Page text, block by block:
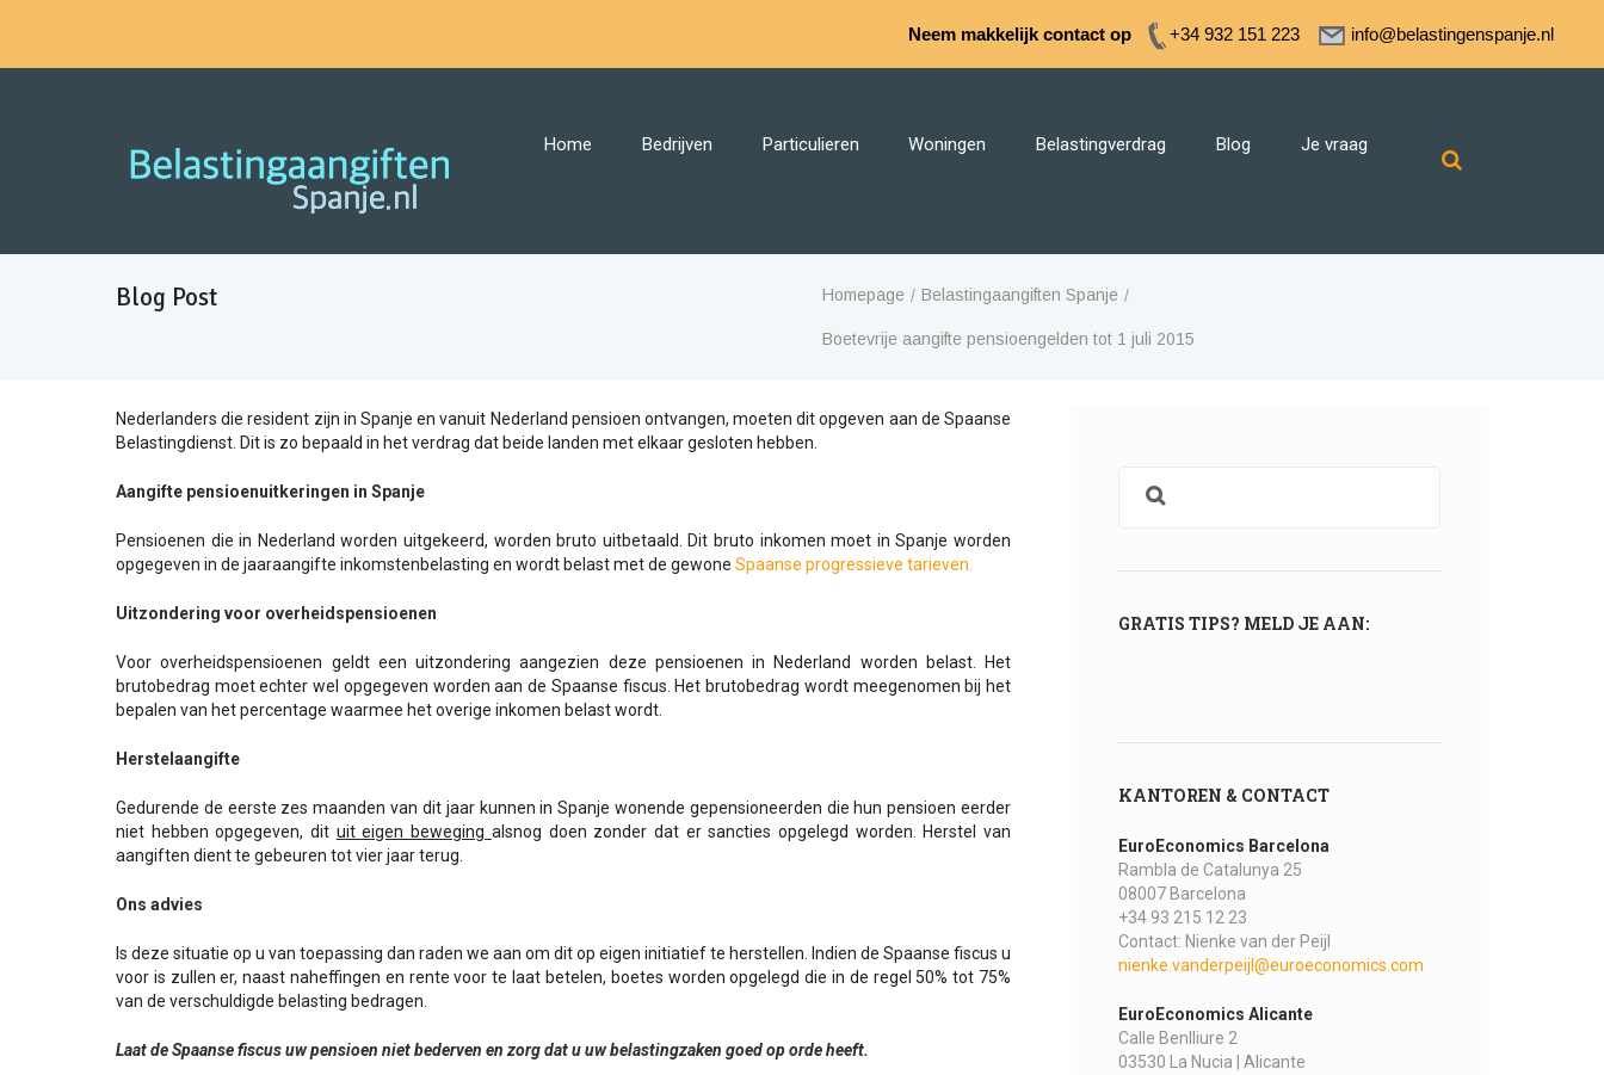
Neem makkelijk contact op +34 932 151 223 info@belastingenspanje.nl
Home Bedrijven Particulieren Woningen Belastingverdrag Blog Je vraag
Homepage Belastingaangiften Spanje
Boetevrije aangifte pensioengelden tot 1 juli 2015
Blog Post
Nederlanders die resident zijn in Spanje en vanuit Nederland pensioen ontvangen, moeten dit opgeven aan de Spaanse
Belastingdienst. Dit is zo bepaald in het verdrag dat beide landen met elkaar gesloten hebben.
Aangifte pensioenuitkeringen in Spanje
Pensioenen die in Nederland worden uitgekeerd, worden bruto uitbetaald. Dit bruto inkomen moet in Spanje worden
opgegeven in de jaaraangifte inkomstenbelasting en wordt belast met de gewone Spaanse progressieve tarieven.
Uitzondering voor overheidspensioenen
Voor overheidspensioenen geldt een uitzondering aangezien deze pensioenen in Nederland worden belast. Het
brutobedrag moet echter wel opgegeven worden aan de Spaanse fiscus. Het brutobedrag wordt meegenomen bij het
bepalen van het percentage waarmee het overige inkomen belast wordt.
Herstelaangifte
Gedurende de eerste zes maanden van dit jaar kunnen in Spanje wonende gepensioneerden die hun pensioen eerder
niet hebben opgegeven, dit uit eigen beweging alsnog doen zonder dat er sancties opgelegd worden. Herstel van
aangiften dient te gebeuren tot vier jaar terug.
Ons advies
Is deze situatie op u van toepassing dan raden we aan om dit op eigen initiatief te herstellen. Indien de Spaanse fiscus u
voor is zullen er, naast naheffingen en rente voor te laat betelen, boetes worden opgelegd die in de regel 50% tot 75%
van de verschuldigde belasting bedragen.
Laat de Spaanse fiscus uw pensioen niet bederven en zorg dat u uw belastingzaken goed op orde heeft.
GRATIS TIPS? MELD JE AAN:
KANTOREN & CONTACT
EuroEconomics Barcelona
Rambla de Catalunya 25
08007 Barcelona
+34 93 215 12 23
Contact: Nienke van der Peijl
nienke.vanderpeijl@euroeconomics.com
EuroEconomics Alicante
Calle Benlliure 2
03530 La Nucia | Alicante